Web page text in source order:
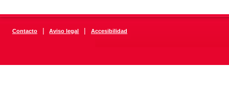
Contacto | Aviso legal | Accesibilidad